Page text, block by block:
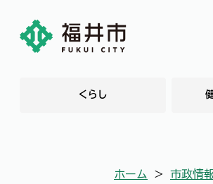
くらし
ホーム ＞ 市政情